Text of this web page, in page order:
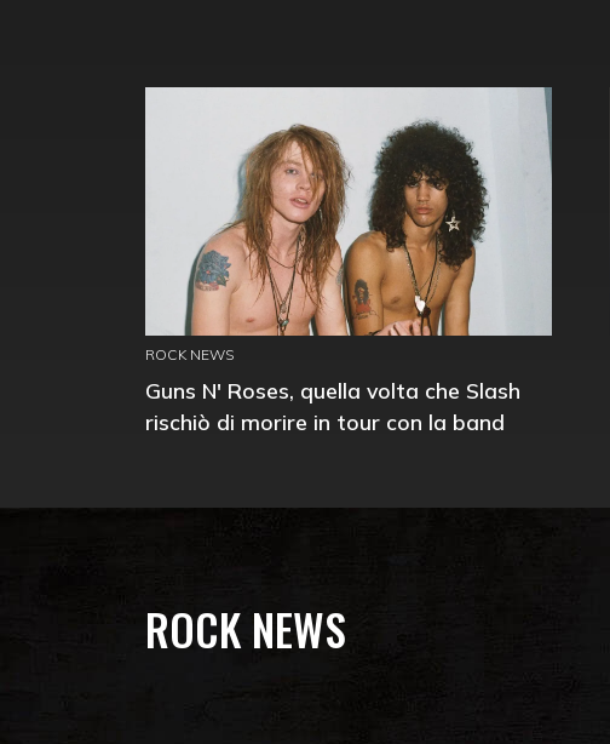
ROCK NEWS
Guns N' Roses, quella volta che Slash
rischiò di morire in tour con la band
ROCK NEWS